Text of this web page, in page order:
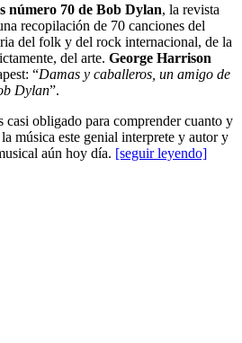
número 70 de Bob Dylan, la revista
recopilación de 70 canciones del
del folk y del rock internacional, de la
del arte. George Harrison
“Damas y caballeros, un amigo de
Dylan”.
casi obligado para comprender cuanto y
música este genial interprete y autor y
aún hoy día. [seguir leyendo]